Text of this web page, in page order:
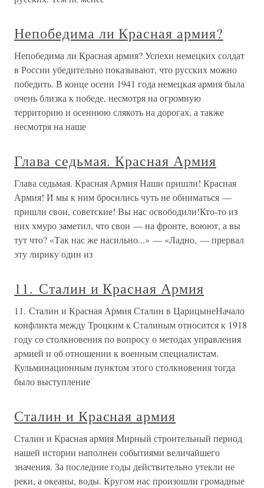
Непобедима ли Красная армия?
Непобедима ли Красная армия? Успехи немецких солдат
в России убедительно показывают, что русских можно
победить. В конце осени 1941 года немецкая армия была
очень близка к победе, несмотря на огромную
территорию и осеннюю слякоть на дорогах, а также
несмотря на наше
Глава седьмая. Красная Армия
Глава седьмая. Красная Армия Наши пришли! Красная
Армия! И мы к ним бросились чуть не обниматься —
пришли свои, советские! Вы нас освободили!Кто-то из
них хмуро заметил, что свои — на фронте, воюют, а вы
тут что? «Так нас же насильно...» — «Ладно, — прервал
эту лирику один из
11. Сталин и Красная Армия
11. Сталин и Красная Армия Сталин в ЦарицынеНачало
конфликта между Троцким к Сталиным относится к 1918
году со столкновения по вопросу о методах управления
армией и об отношении к военным специалистам.
Кульминационным пунктом этого столкновения тогда
было выступление
Сталин и Красная армия
Сталин и Красная армия Мирный строительный период
нашей истории наполнен событиями величайшего
значения. За последние годы действительно утекли не
реки, а океаны, воды. Кругом нас произошли громадные